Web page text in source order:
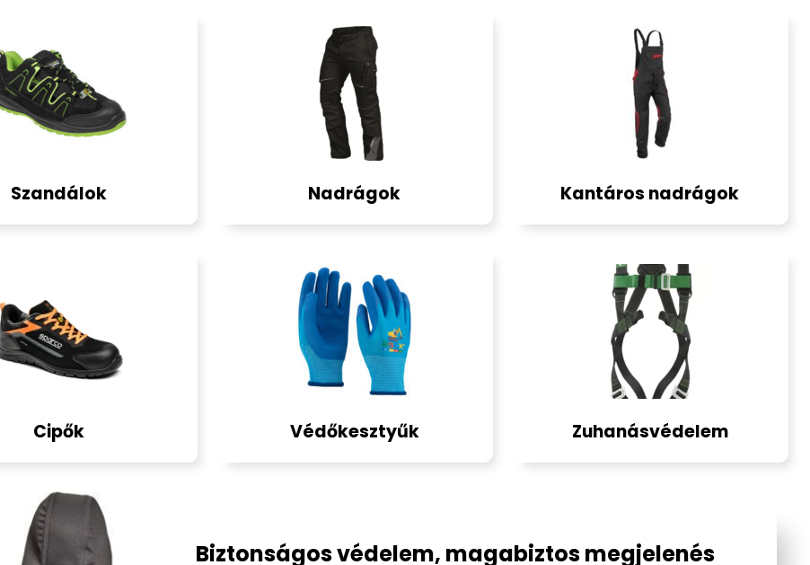
Szandálok Nadrágok Kantáros nadrágok
Cipők Védőkesztyűk Zuhanásvédelem
Biztonságos védelem, magabiztos megjelenés